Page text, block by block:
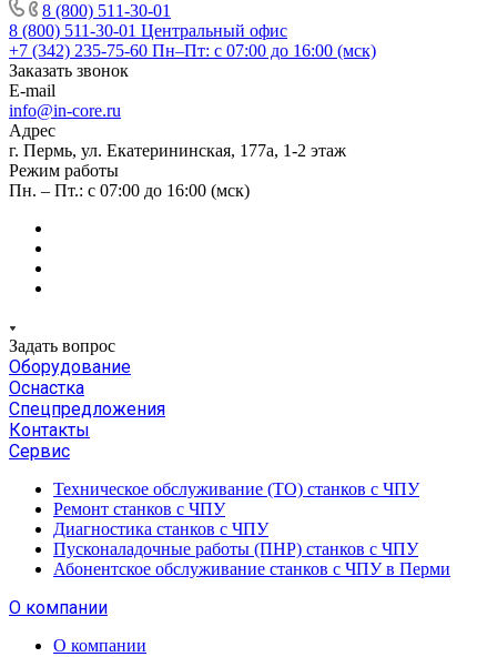
8 (800) 511-30-01
8 (800) 511-30-01 Центральный офис
+7 (342) 235-75-60 Пн–Пт: с 07:00 до 16:00 (мск)
Заказать звонок
E-mail
info@in-core.ru
Адрес
г. Пермь, ул. ​Екатерининская, 177а, ​1-2 этаж
Режим работы
Пн. – Пт.: с 07:00 до 16:00 (мск)
Задать вопрос
Оборудование
Оснастка
Спецпредложения
Контакты
Сервис
Техническое обслуживание (ТО) станков с ЧПУ
Ремонт станков с ЧПУ
Диагностика станков с ЧПУ
Пусконаладочные работы (ПНР) станков с ЧПУ
Абонентское обслуживание станков с ЧПУ в Перми
О компании
О компании